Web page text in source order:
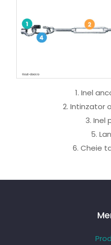
1. Inel
2. Intinzator
3. Inel
5.
6. Cheie